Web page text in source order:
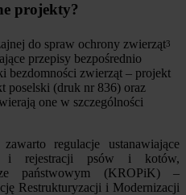
projekty?
do spraw ochrony zwierząt3
przepisy bezpośrednio
bezdomności zwierząt – projekt
poselski (druk nr 836) oraz
one w szczególności
regulacje ustanawiające
i rejestracji psów i kotów,
państwowym (KROPiK) –
Restrukturyzacji i Modernizacji